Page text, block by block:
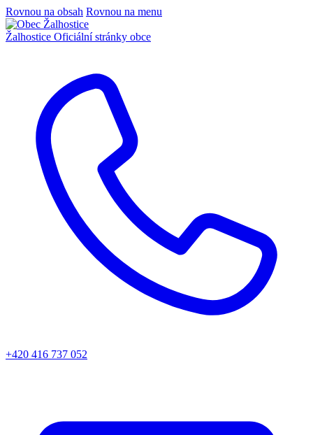
Rovnou na obsah Rovnou na menu
Žalhostice Oficiální stránky obce
+420 416 737 052